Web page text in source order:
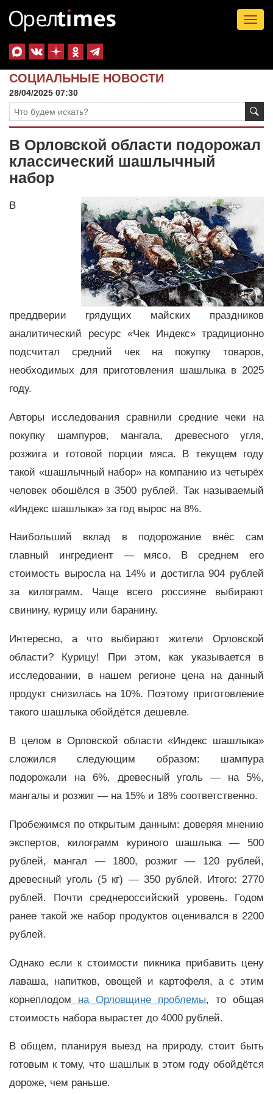
СОЦИАЛЬНЫЕ НОВОСТИ
28/04/2025 07:30
В Орловской области подорожал
классический шашлычный
набор
В
преддверии грядущих майских праздников
аналитический ресурс «Чек Индекс» традиционно
подсчитал средний чек на покупку товаров,
необходимых для приготовления шашлыка в 2025
году.
Авторы исследования сравнили средние чеки на
покупку шампуров, мангала, древесного угля,
розжига и готовой порции мяса. В текущем году
такой «шашлычный набор» на компанию из четырёх
человек обошёлся в 3500 рублей. Так называемый
«Индекс шашлыка» за год вырос на 8%.
Наибольший вклад в подорожание внёс сам
главный ингредиент — мясо. В среднем его
стоимость выросла на 14% и достигла 904 рублей
за килограмм. Чаще всего россияне выбирают
свинину, курицу или баранину.
Интересно, а что выбирают жители Орловской
области? Курицу! При этом, как указывается в
исследовании, в нашем регионе цена на данный
продукт снизилась на 10%. Поэтому приготовление
такого шашлыка обойдётся дешевле.
В целом в Орловской области «Индекс шашлыка»
сложился следующим образом: шампура
подорожали на 6%, древесный уголь — на 5%,
мангалы и розжиг — на 15% и 18% соответственно.
Пробежимся по открытым данным: доверяя мнению
экспертов, килограмм куриного шашлыка — 500
рублей, мангал — 1800, розжиг — 120 рублей,
древесный уголь (5 кг) — 350 рублей. Итого: 2770
рублей. Почти среднероссийский уровень. Годом
ранее такой же набор продуктов оценивался в 2200
рублей.
Однако если к стоимости пикника прибавить цену
лаваша, напитков, овощей и картофеля, а с этим
корнеплодом на Орловщине проблемы, то общая
стоимость набора вырастет до 4000 рублей.
В общем, планируя выезд на природу, стоит быть
готовым к тому, что шашлык в этом году обойдётся
дороже, чем раньше.